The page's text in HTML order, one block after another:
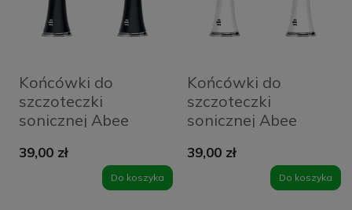
Końcówki do
szczoteczki
sonicznej Abee
39,00 zł
Do koszyka
Końcówki do
szczoteczki
sonicznej Abee
White
39,00 zł
Do koszyka